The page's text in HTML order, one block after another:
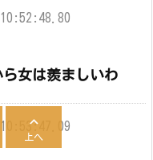
女は羨ましいわ

上へ